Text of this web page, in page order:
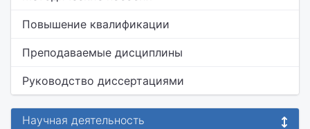
Повышение квалификации
Преподаваемые дисциплины
Руководство диссертациями
Научная деятельность